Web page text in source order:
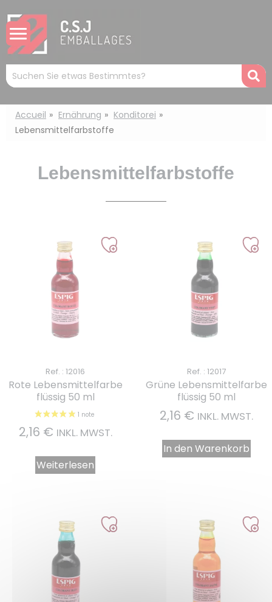
Mots
clés
:
Accueil Ernährung
Konditorei
Lebensmittelfarbstoffe
Lebensmittelfarbstoffe
Ref. : 12016
Rote Lebensmittelfarbe
flüssig 50 ml
2,16 € INKL. MWST.
Weiterlesen
Ref. : 12017
Grüne Lebensmittelfarbe
flüssig 50 ml
2,16 € INKL. MWST.
In den Warenkorb